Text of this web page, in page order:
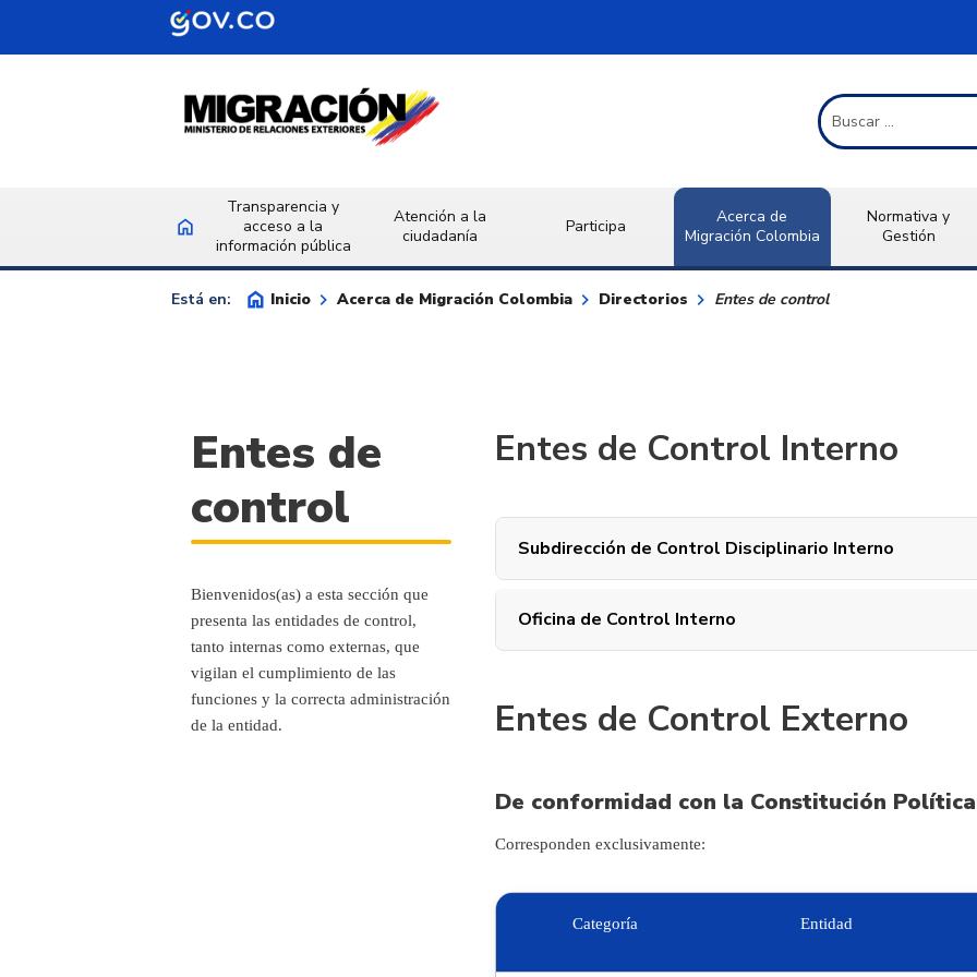
Saltar al contenido principal
Término de Búsqueda
homeInicio
Transparencia y
acceso a la
información pública
Atención a la
ciudadanía
Participa
Acerca de
Migración Colombia
Normativa y
Gestión
Está en: home Inicio keyboard_arrow_right Acerca de Migración Colombia keyboard_arrow_right Directorios keyboard_arrow_right Entes de control
Entes de
control
Bienvenidos(as) a esta sección que
presenta las entidades de control,
tanto internas como externas, que
vigilan el cumplimiento de las
funciones y la correcta administración
de la entidad.
Entes de Control Interno
Subdirección de Control Disciplinario Interno
Oficina de Control Interno
Entes de Control Externo
De conformidad con la Constitución
Corresponden exclusivamente:
Categoría Entidad